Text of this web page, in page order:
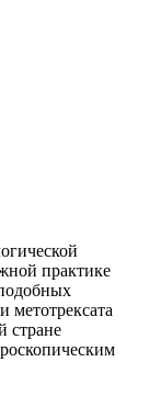
практике
метотрексата
стране